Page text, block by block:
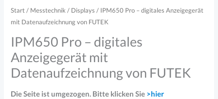
Start / Messtechnik / Displays / IPM650 Pro – digitales Anzeigegerät
mit Datenaufzeichnung von FUTEK
IPM650 Pro – digitales
Anzeigegerät mit
Datenaufzeichnung von FUTEK
Die Seite ist umgezogen. Bitte klicken Sie >hier